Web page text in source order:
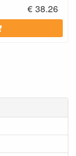
€ 38.26